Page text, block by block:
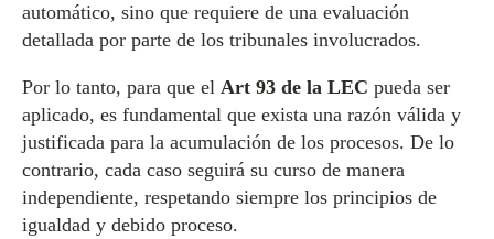
automático, sino que requiere de una evaluación
detallada por parte de los tribunales involucrados.
Por lo tanto, para que el Art 93 de la LEC pueda ser
aplicado, es fundamental que exista una razón válida y
justificada para la acumulación de los procesos. De lo
contrario, cada caso seguirá su curso de manera
independiente, respetando siempre los principios de
igualdad y debido proceso.